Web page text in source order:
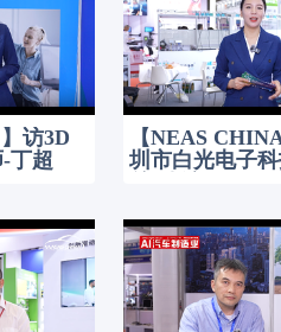
访3D
丁超
【NEAS
圳市白光电子